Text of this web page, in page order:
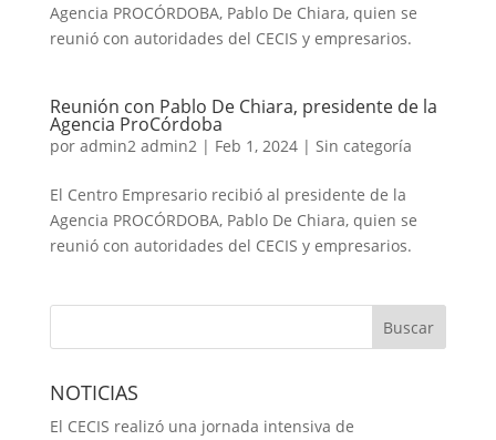
Agencia PROCÓRDOBA, Pablo De Chiara, quien se
reunió con autoridades del CECIS y empresarios.
Reunión con Pablo De Chiara, presidente de la
Agencia ProCórdoba
por admin2 admin2| Feb 1, 2024| Sin categoría
El Centro Empresario recibió al presidente de la
Agencia PROCÓRDOBA, Pablo De Chiara, quien se
reunió con autoridades del CECIS y empresarios.
NOTICIAS
El CECIS realizó una jornada intensiva de